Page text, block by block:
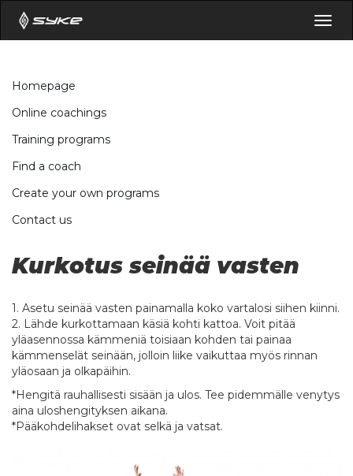
Homepage
Online coachings
Training programs
Find a coach
Create your own programs
Contact us
Kurkotus seinää vasten
1. Asetu seinää vasten painamalla koko vartalosi siihen kiinni.
2. Lähde kurkottamaan käsiä kohti kattoa. Voit pitää
yläasennossa kämmeniä toisiaan kohden tai painaa
kämmenselät seinään, jolloin liike vaikuttaa myös rinnan
yläosaan ja olkapäihin.
*Hengitä rauhallisesti sisään ja ulos. Tee pidemmälle venytys
aina uloshengityksen aikana.
*Pääkohdelihakset ovat selkä ja vatsat.